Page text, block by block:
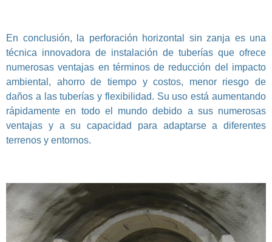
En conclusión, la perforación horizontal sin zanja es una
técnica innovadora de instalación de tuberías que ofrece
numerosas ventajas en términos de reducción del impacto
ambiental, ahorro de tiempo y costos, menor riesgo de
daños a las tuberías y flexibilidad. Su uso está aumentando
rápidamente en todo el mundo debido a sus numerosas
ventajas y a su capacidad para adaptarse a diferentes
terrenos y entornos.